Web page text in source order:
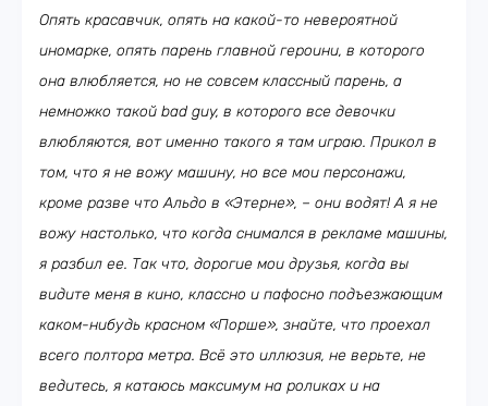
Опять красавчик, опять на какой-то невероятной
иномарке, опять парень главной героини, в которого
она влюбляется, но не совсем классный парень, а
немножко такой bad guy, в которого все девочки
влюбляются, вот именно такого я там играю. Прикол в
том, что я не вожу машину, но все мои персонажи,
кроме разве что Альдо в «Этерне», – они водят! А я не
вожу настолько, что когда снимался в рекламе машины,
я разбил ее. Так что, дорогие мои друзья, когда вы
видите меня в кино, классно и пафосно подъезжающим
каком-нибудь красном «Порше», знайте, что проехал
всего полтора метра. Всё это иллюзия, не верьте, не
ведитесь, я катаюсь максимум на роликах и на